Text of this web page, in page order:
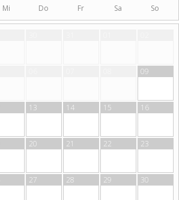
Mi Do Fr Sa So
09
13 14 15 16
20 21 22 23
27 28 29 30